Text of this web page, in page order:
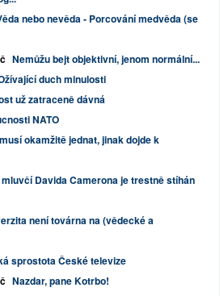
nebo nevěda - Porcování medvěda (se
Nemůžu bejt objektivní, jenom normální...
duch minulosti
už zatraceně dávná
NATO
okamžitě jednat, jinak dojde k
Davida Camerona je trestně stíhán
není továrna na (vědecké a
sprostota České televize
Nazdar, pane Kotrbo!